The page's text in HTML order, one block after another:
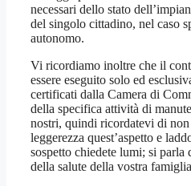
necessari dello stato
del singolo cittadino, nel caso
autonomo.
Vi ricordiamo inoltre che il
essere eseguito solo ed
certificati dalla Camera di
della specifica attività di
nostri, quindi ricordatevi di non
leggerezza quest’aspetto e
sospetto chiedete lumi; si
della salute della vostra